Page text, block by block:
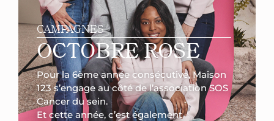
CAMPAGNES
OCTOBRE ROSE
Pour la 6ème année consécutive, Maison
123 s’engage au côté de l’association SOS
Cancer du sein.
Et cette année, c’est également